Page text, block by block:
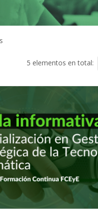
5 elementos en total: